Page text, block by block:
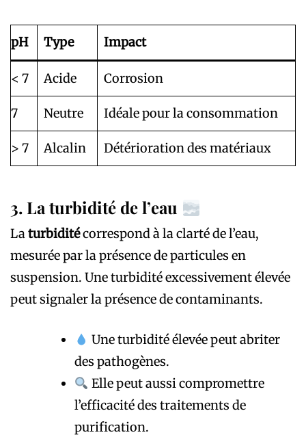
pH Type Impact
< 7 Acide Corrosion
7 Neutre Idéale pour la consommation
> 7 Alcalin Détérioration des matériaux
3. La turbidité de l’eau
Laturbiditécorrespond à la clarté de l’eau,
mesurée par la présence de particules en
suspension. Une turbidité excessivement élevée
peut signaler la présence de contaminants.
Une turbidité élevée peut abriter
des pathogènes.
Elle peut aussi compromettre
l’efficacité des traitements de
purification.